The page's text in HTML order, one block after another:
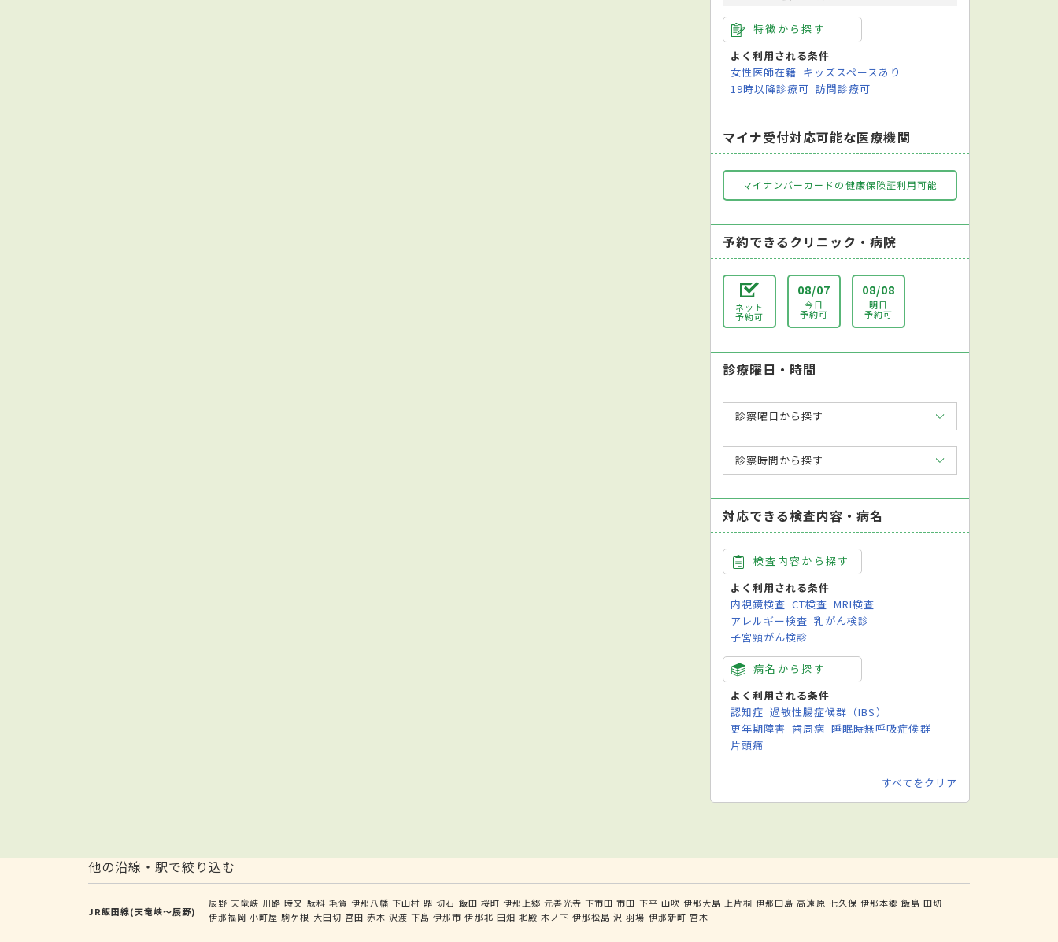
特徴から探す
よく利用される条件
女性医師在籍 キッズスペースあり
19時以降診療可 訪問診療可
マイナ受付対応可能な医療機関
マイナンバーカードの健康保険証利用可能
予約できるクリニック・病院
ネット
予約可
08/07
今日
予約可
08/08
明日
予約可
診療曜日・時間
診察曜日から探す
診察時間から探す
対応できる検査内容・病名
検査内容から探す
よく利用される条件
内視鏡検査 CT検査 MRI検査
アレルギー検査 乳がん検診
子宮頸がん検診
病名から探す
よく利用される条件
認知症 過敏性腸症候群（IBS）
更年期障害 歯周病 睡眠時無呼吸症候群
片頭痛
すべてをクリア
他の沿線・駅で絞り込む
JR飯田線(天竜峡～辰野)
辰野 天竜峡 川路 時又 駄科 毛賀 伊那八幡 下山村 鼎 切石 飯田 桜町 伊那上郷 元善光寺 下市田 市田 下平 山吹 伊那大島 上片桐 伊那田島 高遠原 七久保 伊那本郷 飯島 田切
伊那福岡 小町屋 駒ケ根 大田切 宮田 赤木 沢渡 下島 伊那市 伊那北 田畑 北殿 木ノ下 伊那松島 沢 羽場 伊那新町 宮木